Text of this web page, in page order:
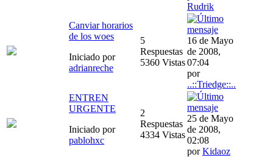
Rudrik
Canviar horarios
de los woes
Iniciado por
adrianreche
5
Respuestas
5360 Vistas
16 de Mayo
de 2008,
07:04
por
..::Triedge::..
ENTREN
URGENTE
Iniciado por
pablohxc
2
Respuestas
4334 Vistas
25 de Mayo
de 2008,
02:08
porKidaoz